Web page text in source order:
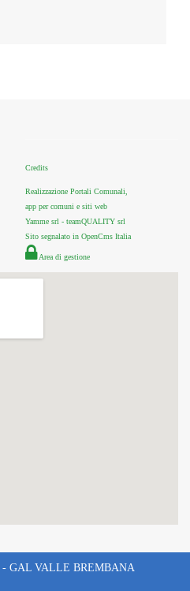
Credits
Realizzazione Portali Comunali,
app per comuni e siti web
Yamme srl - teamQUALITY srl
Sito segnalato in OpenCms Italia
Area di gestione
- GAL VALLE BREMBANA